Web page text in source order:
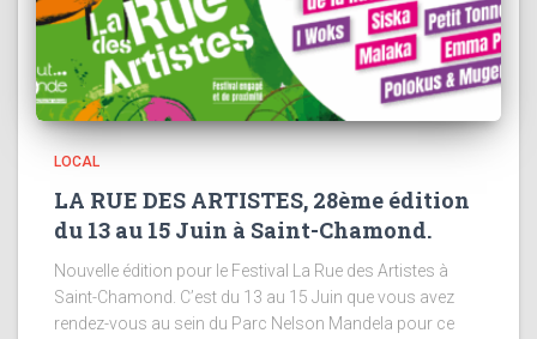
LOCAL
LA RUE DES ARTISTES, 28ème édition
du 13 au 15 Juin à Saint-Chamond.
Nouvelle édition pour le Festival La Rue des Artistes à
Saint-Chamond. C’est du 13 au 15 Juin que vous avez
rendez-vous au sein du Parc Nelson Mandela pour ce